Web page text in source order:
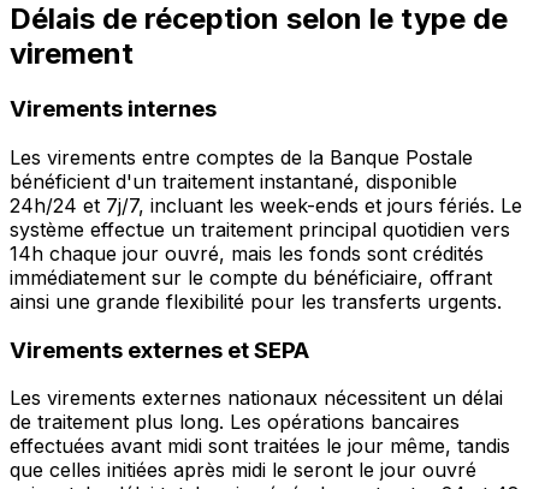
Délais de réception selon le type de
virement
Virements internes
Les virements entre comptes de la Banque Postale
bénéficient d'un traitement instantané, disponible
24h/24 et 7j/7, incluant les week-ends et jours fériés. Le
système effectue un traitement principal quotidien vers
14h chaque jour ouvré, mais les fonds sont crédités
immédiatement sur le compte du bénéficiaire, offrant
ainsi une grande flexibilité pour les transferts urgents.
Virements externes et SEPA
Les virements externes nationaux nécessitent un délai
de traitement plus long. Les opérations bancaires
effectuées avant midi sont traitées le jour même, tandis
que celles initiées après midi le seront le jour ouvré